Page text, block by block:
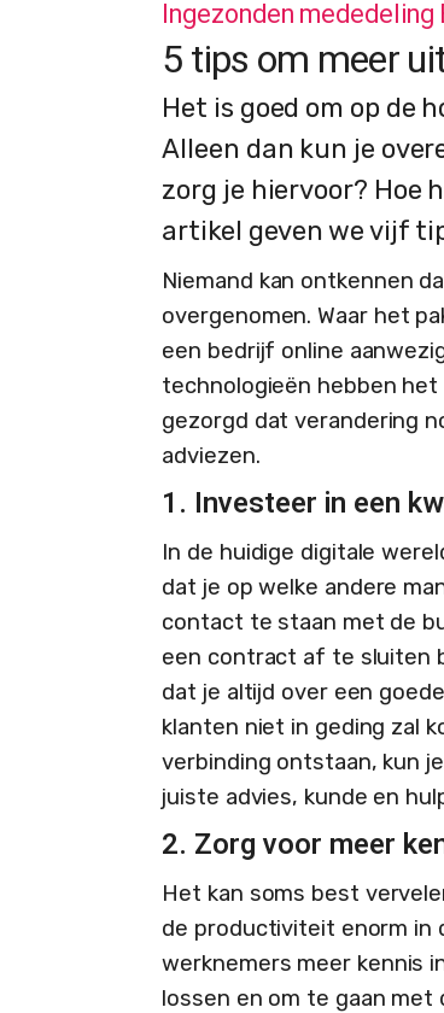
Ingezonden
5 tips om meer
Het is goed om op de
Alleen dan kun je
zorg je hiervoor? Hoe
artikel geven we vijf
Niemand kan ontkennen
overgenomen. Waar het
een bedrijf online
technologieën hebben
gezorgd dat verandering
adviezen.
1. Investeer in een
In de huidige digitale
dat je op welke andere
contact te staan met de
een contract af te sluiten
dat je altijd over een
klanten niet in geding zal
verbinding ontstaan, kun
juiste advies, kunde en
2. Zorg voor meer
Het kan soms best
de productiviteit enorm in
werknemers meer kennis
lossen en om te gaan met